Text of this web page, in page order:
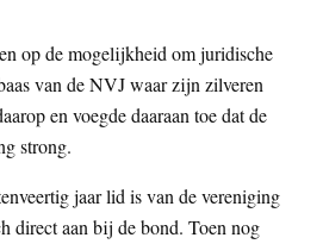
op de mogelijkheid om juridische
van de NVJ waar zijn zilveren
en voegde daaraan toe dat de
strong.
jaar lid is van de vereniging
direct aan bij de bond. Toen nog